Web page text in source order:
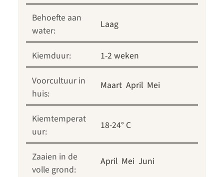
Behoefte aan
water:
Laag
Kiemduur:
1-2 weken
Voorcultuur in
huis:
Maart April Mei
Kiemtemperat
uur:
18-24° C
Zaaien in de
volle grond:
April Mei Juni